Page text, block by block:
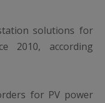
solutions for
2010, according
for PV power